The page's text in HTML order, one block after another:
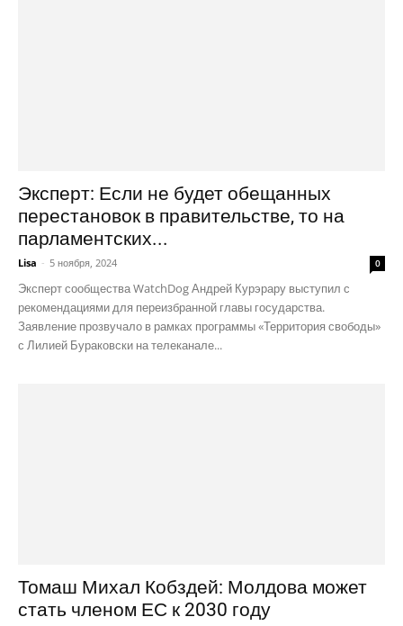
Эксперт: Если не будет обещанных
перестановок в правительстве, то на
парламентских...
Lisa - 5 ноября, 2024 0
Эксперт сообщества WatchDog Андрей Курэрару выступил с
рекомендациями для переизбранной главы государства.
Заявление прозвучало в рамках программы «Территория свободы»
с Лилией Бураковски на телеканале...
Томаш Михал Кобздей: Молдова может
стать членом ЕС к 2030 году